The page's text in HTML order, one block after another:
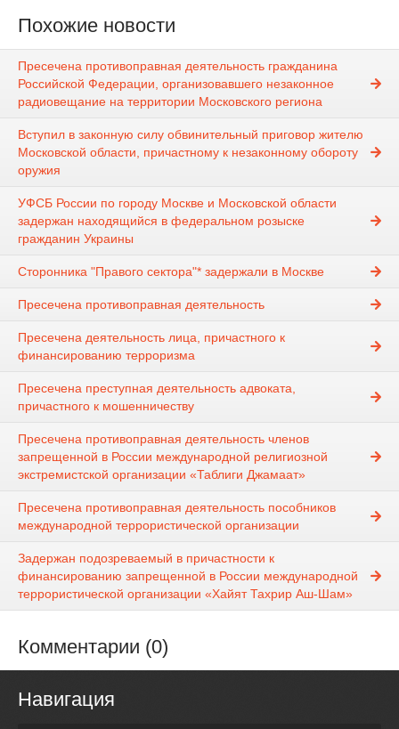
Похожие новости
Пресечена противоправная деятельность гражданина
Российской Федерации, организовавшего незаконное
радиовещание на территории Московского региона
Вступил в законную силу обвинительный приговор жителю
Московской области, причастному к незаконному обороту
оружия
УФСБ России по городу Москве и Московской области
задержан находящийся в федеральном розыске
гражданин Украины
Сторонника "Правого сектора"* задержали в Москве
Пресечена противоправная деятельность
Пресечена деятельность лица, причастного к
финансированию терроризма
Пресечена преступная деятельность адвоката,
причастного к мошенничеству
Пресечена противоправная деятельность членов
запрещенной в России международной религиозной
экстремистской организации «Таблиги Джамаат»
Пресечена противоправная деятельность пособников
международной террористической организации
Задержан подозреваемый в причастности к
финансированию запрещенной в России международной
террористической организации «Хайят Тахрир Аш-Шам»
Комментарии (0)
Навигация